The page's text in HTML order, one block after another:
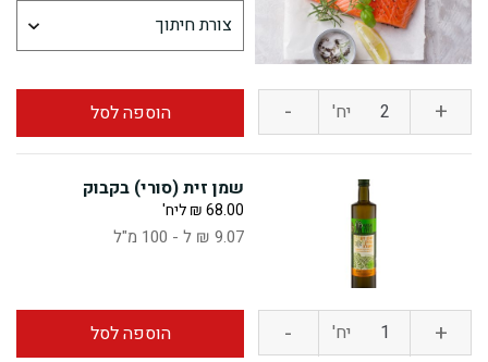
+ יח' - הוספה לסל
שמן זית (סורי) בקבוק
₪68.00 ליח'
9.07 ₪ ל - 100 מ"ל
+
כמות
יח' - הוספה לסל